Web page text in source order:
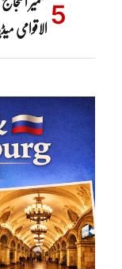
الاقوامی